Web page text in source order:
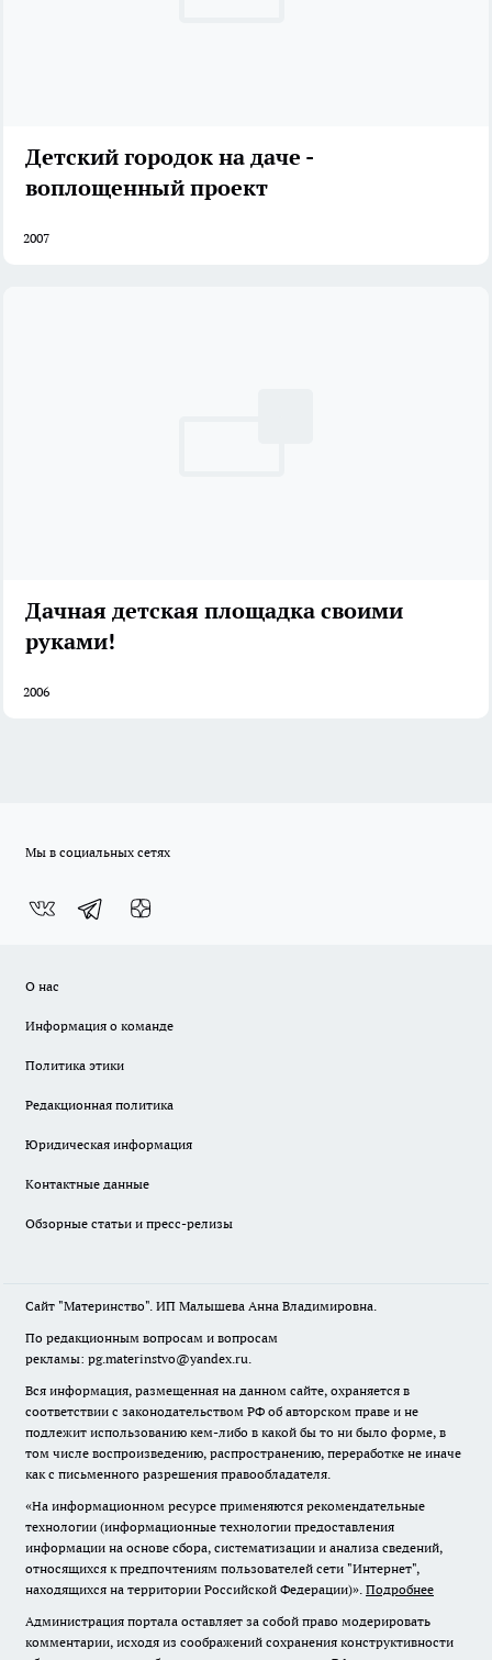
Детский городок на даче -
воплощенный проект
2007
Дачная детская площадка своими
руками!
2006
Мы в социальных сетях
О нас
Информация о команде
Политика этики
Редакционная политика
Юридическая информация
Контактные данные
Обзорные статьи и пресс-релизы
Сайт "Материнство". ИП Малышева Анна Владимировна.
По редакционным вопросам и вопросам
рекламы: pg.materinstvo@yandex.ru.
Вся информация, размещенная на данном сайте, охраняется в
соответствии с законодательством РФ об авторском праве и не
подлежит использованию кем-либо в какой бы то ни было форме, в
том числе воспроизведению, распространению, переработке не иначе
как с письменного разрешения правообладателя.
«На информационном ресурсе применяются рекомендательные
технологии (информационные технологии предоставления
информации на основе сбора, систематизации и анализа сведений,
относящихся к предпочтениям пользователей сети "Интернет",
находящихся на территории Российской Федерации)». Подробнее
Администрация портала оставляет за собой право модерировать
комментарии, исходя из соображений сохранения конструктивности